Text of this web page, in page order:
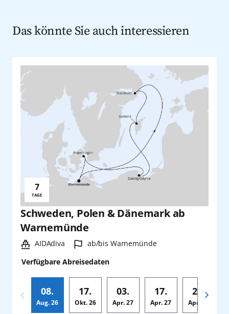
Das könnte Sie auch interessieren
Schweden, Polen & Dänemark ab
Warnemünde
Schiff:
AIDAdiva Hafen:
ab/bis Warnemünde
Verfügbare Abreisedaten
08.
Aug. 26
17.
Okt.26
03.
Apr. 27
17.
Apr. 27
24.
Apr.
Reisedauer:
7
TAGE